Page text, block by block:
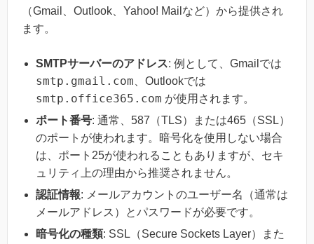
（Gmail、Outlook、Yahoo! Mailなど）から提供され
ます。
SMTPサーバーのアドレス: 例として、Gmailでは
smtp.gmail.com 、Outlookでは
smtp.office365.com が使用されます。
ポート番号: 通常、587（TLS）または465（SSL）
のポートが使われます。暗号化を使用しない場合
は、ポート25が使われることもありますが、セキ
ュリティ上の理由から推奨されません。
認証情報: メールアカウントのユーザー名（通常は
メールアドレス）とパスワードが必要です。
暗号化の種類: SSL（Secure Sockets Layer）また